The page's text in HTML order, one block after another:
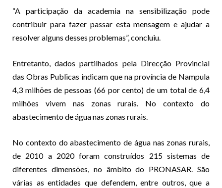
“A participação da academia na sensibilização pode
contribuir para fazer passar esta mensagem e ajudar a
resolver alguns desses problemas”, concluiu.
Entretanto, dados partilhados pela Direcção Provincial
das Obras Publicas indicam que na província de Nampula
4,3 milhões de pessoas (66 por cento) de um total de 6,4
milhões vivem nas zonas rurais. No contexto do
abastecimento de água nas zonas rurais.
No contexto do abastecimento de água nas zonas rurais,
de 2010 a 2020 foram construídos 215 sistemas de
diferentes dimensões, no âmbito do PRONASAR. São
várias as entidades que defendem, entre outros, que a